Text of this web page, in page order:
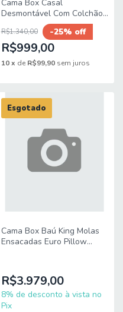
Cama Box Casal
Desmontável Com Colchão
Molas Ensacadas Real
138x188x58cm Bege /
Branco CBP - Suporta
R$1.340,00 -25% off
R$999,00
10 x de R$99,90 sem juros
Cama Box Baú King Molas
Ensacadas Euro Pillow
por pessoa
R$3.979,00
8% de desconto à vista no
Pix
Esgotado